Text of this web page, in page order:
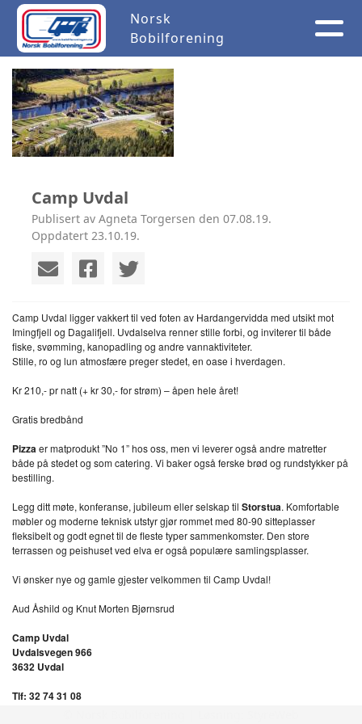
Norsk
Bobilforening
Camp Uvdal
Publisert av Agneta Torgersen den 07.08.19.
Oppdatert 23.10.19.
Camp Uvdal ligger vakkert til ved foten av Hardangervidda med utsikt mot
Imingfjell og Dagalifjell. Uvdalselva renner stille forbi, og inviterer til både
fiske, svømming, kanopadling og andre vannaktiviteter.
Stille, ro og lun atmosfære preger stedet, en oase i hverdagen.
Kr 210,- pr natt (+ kr 30,- for strøm) – åpen hele året!
Gratis bredbånd
Pizzaer matprodukt ”No 1” hos oss, men vi leverer også andre matretter
både på stedet og som catering. Vi baker også ferske brød og rundstykker på
bestilling.
Legg ditt møte, konferanse, jubileum eller selskap til Storstua. Komfortable
møbler og moderne teknisk utstyr gjør rommet med 80-90 sitteplasser
fleksibelt og godt egnet til de fleste typer sammenkomster. Den store
terrassen og peishuset ved elva er også populære samlingsplasser.
Vi ønsker nye og gamle gjester velkommen til Camp Uvdal!
Aud Åshild og Knut Morten Bjørnsrud
Camp Uvdal
Uvdalsvegen 966
3632 Uvdal
Tlf: 32 74 31 08